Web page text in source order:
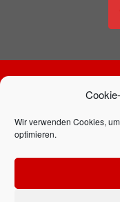
Wir verwenden Cookies,
optimieren.
Bleib auf
Folge